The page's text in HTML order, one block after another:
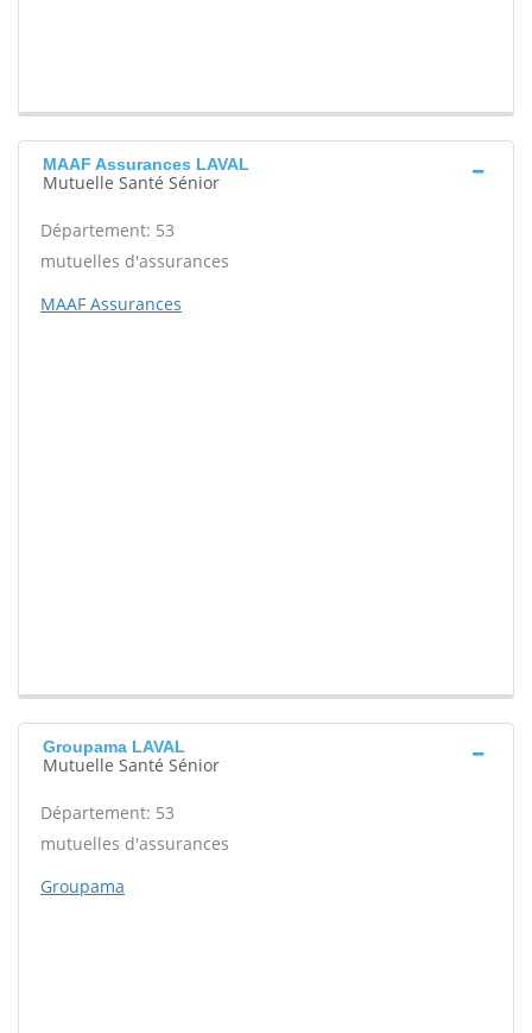
MAAF Assurances LAVAL
Mutuelle Santé Sénior
Département: 53
mutuelles d'assurances
MAAF Assurances
Groupama LAVAL
Mutuelle Santé Sénior
Département: 53
mutuelles d'assurances
Groupama